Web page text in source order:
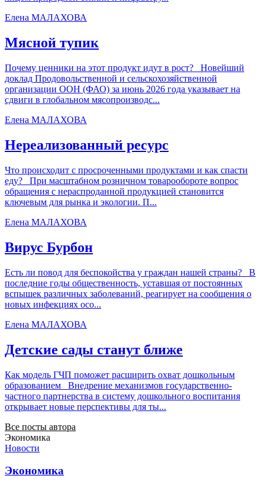
Елена МАЛАХОВА
Мясной тупик
Почему ценники на этот продукт идут в рост? Новейший
доклад Продовольственной и сельскохозяйственной
организации ООН (ФАО) за июнь 2026 года указывает на
сдвиги в глобальном мясопроизводс...
Елена МАЛАХОВА
Нереализованный ресурс
Что происходит с просроченными продуктами и как спасти
еду? При масштабном розничном товарообороте вопрос
обращения с нераспроданной продукцией становится
ключевым для рынка и экологии. П...
Елена МАЛАХОВА
Вирус Бурбон
Есть ли повод для беспокойства у граждан нашей страны? В
последние годы общественность, уставшая от постоянных
вспышек различных заболеваний, реагирует на сообщения о
новых инфекциях осо...
Елена МАЛАХОВА
Детские сады станут ближе
Как модель ГЧП поможет расширить охват дошкольным
образованием Внедрение механизмов государственно-
частного партнерства в систему дошкольного воспитания
открывает новые перспективы для ты...
Все посты автора
Экономика
Новости
Экономика